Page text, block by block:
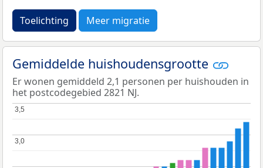
Toelichting Meer migratie
Gemiddelde huishoudensgrootte
Er wonen gemiddeld 2,1 personen per huishouden in
het postcodegebied 2821 NJ.
3,0
3,0
3,5
3,5